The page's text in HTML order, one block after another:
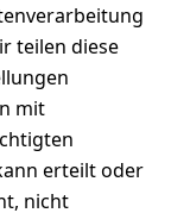
teilen diese
mit
erteilt oder
nicht
Versanddie
nstleister